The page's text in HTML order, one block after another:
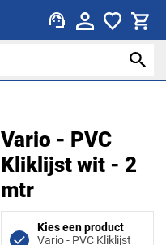
support_agent
Vario - PVC
Kliklijst wit - 2
mtr
Kies een product
Vario - PVC Kliklijst